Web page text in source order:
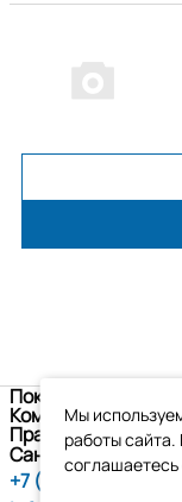
Покупателям
Компания
Правовая
Санкт-Петербург,
+7 (800) 555-86-90
Мы
работы
соглашаетесь